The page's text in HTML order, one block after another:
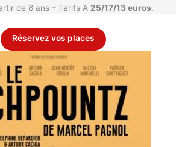
de 8 ans – Tarifs A 25/17/13 euros.
Réservez vos places